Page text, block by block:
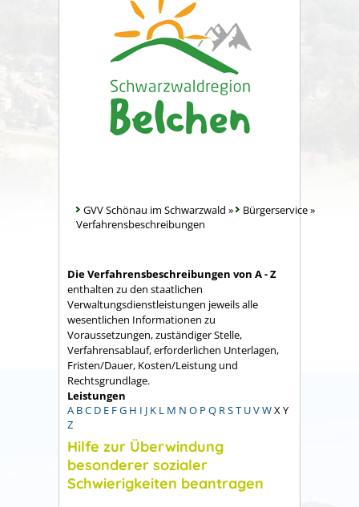
GVV Schönau im Schwarzwald » Bürgerservice»
Verfahrensbeschreibungen
Die Verfahrensbeschreibungen von A - Z
enthalten zu den staatlichen
Verwaltungsdienstleistungen jeweils alle
wesentlichen Informationen zu
Voraussetzungen, zuständiger Stelle,
Verfahrensablauf, erforderlichen Unterlagen,
Fristen/Dauer, Kosten/Leistung und
Rechtsgrundlage.
Leistungen
A BC D E FG H I J K L M N O P Q RST UVWX Y
Z
Hilfe zur Überwindung
besonderer sozialer
Schwierigkeiten beantragen